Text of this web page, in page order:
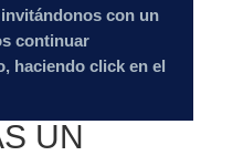
con un
continuar
haciendo click en el
UN